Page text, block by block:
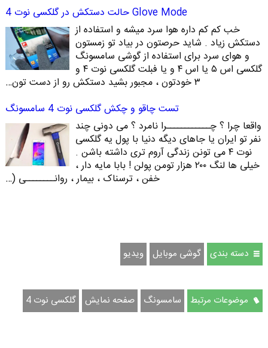
Glove Mode حالت دستکش در گلکسی نوت 4
خب کم کم داره هوا سرد میشه و استفاده از
دستکش زیاد . شاید حرصتون در بیاد تو زمستون
و هوای سرد برای استفاده از گوشی سامسونگ
گلکسی اس ۵ یا اس ۴ و یا فبلت گلکسی نوت ۴ و
۳ خودتون ، مجبور بشید دستکش رو از دست تون…
تست چاقو و چکش گلکسی نوت 4 سامسونگ
واقعا چرا ؟ چــــــــــــرا نامرد ؟ می دونی چند
نفر تو ایران یا جاهای دیگه دنیا با پول یه گلکسی
نوت ۴ می تونن زندگی آروم تری داشته باشن .
خیلی ها لنگ ۲۰۰ هزار تومن پولن ! بابا مایه دار ،
خفن ، ترسناک ، بیمار ، روانــــــــی (…
دسته بندی گوشی موبایل ویدیو
موضوعات مرتبط سامسونگ صفحه نمایش گلکسی نوت 4